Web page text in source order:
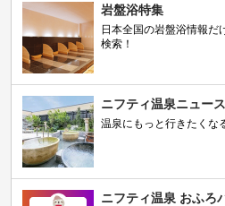
岩盤浴特集
日本全国の岩盤浴情報だ
検索！
ニフティ温泉ニュース
温泉にもっと行きたくな
ニフティ温泉 おふろ